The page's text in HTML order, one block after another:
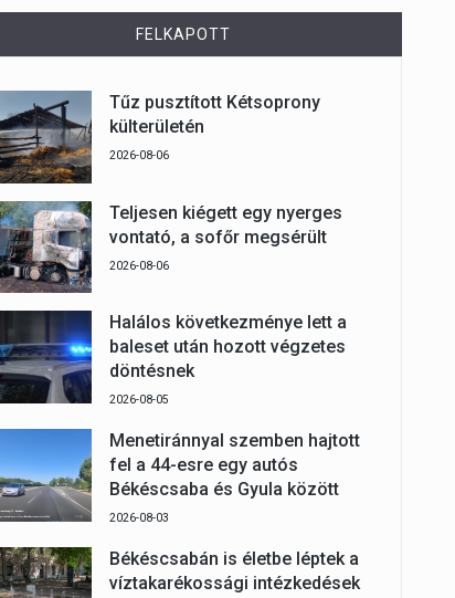
FELKAPOTT
Tűz pusztított Kétsoprony
külterületén
2026-08-06
Teljesen kiégett egy nyerges
vontató, a sofőr megsérült
2026-08-06
Halálos következménye lett a
baleset után hozott végzetes
döntésnek
2026-08-05
Menetiránnyal szemben hajtott
fel a 44-esre egy autós
Békéscsaba és Gyula között
2026-08-03
Békéscsabán is életbe léptek a
víztakarékossági intézkedések